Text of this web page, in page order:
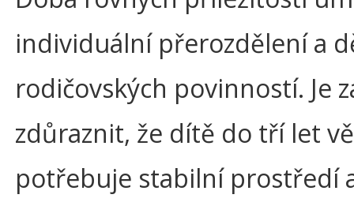
individuální přerozdělení a
rodičovských povinností. Je
zdůraznit, že dítě do tří let
potřebuje stabilní prostředí